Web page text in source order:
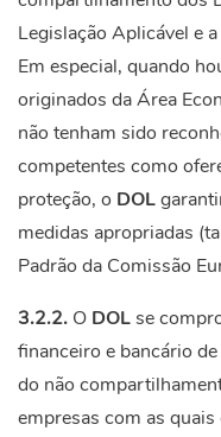
Legislação Aplicável e
Em especial, quando
originados da Área
não tenham sido
competentes como
proteção, o DOL
medidas apropriadas
Padrão da Comissão
3.2.2. O DOLse
financeiro e bancário
do não
empresas com as quais